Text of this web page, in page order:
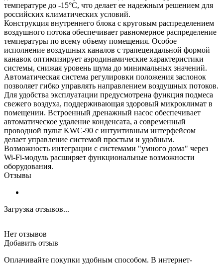
температуре до -15°С, что делает ее надежным решением для
российских климатических условий.
Конструкция внутреннего блока с круговым распределением
воздушного потока обеспечивает равномерное распределение
температуры по всему объему помещения. Особое
исполнение воздушных каналов с трапецеидальной формой
канавок оптимизирует аэродинамические характеристики
системы, снижая уровень шума до минимальных значений.
Автоматическая система регулировки положения заслонок
позволяет гибко управлять направлением воздушных потоков.
Для удобства эксплуатации предусмотрена функция подмеса
свежего воздуха, поддерживающая здоровый микроклимат в
помещении. Встроенный дренажный насос обеспечивает
автоматическое удаление конденсата, а современный
проводной пульт KWC-90 с интуитивным интерфейсом
делает управление системой простым и удобным.
Возможность интеграции с системами "умного дома" через
Wi-Fi-модуль расширяет функциональные возможности
оборудования.
Отзывы
Загрузка отзывов...
Нет отзывов
Добавить отзыв
Оплачивайте покупки удобным способом. В интернет-